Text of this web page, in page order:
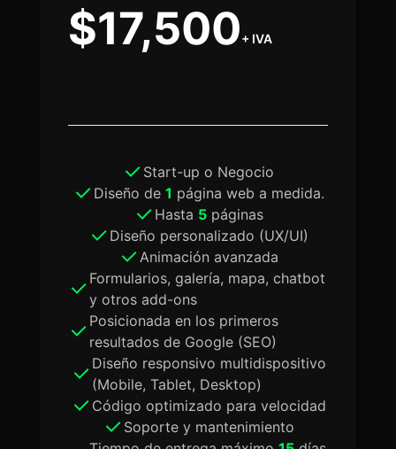
$17,500+ IVA
Start-up o Negocio
Diseño de 1 página web a medida.
Hasta 5páginas
Diseño personalizado (UX/UI)
Animación avanzada
Formularios, galería, mapa, chatbot
y otros add-ons
Posicionada en los primeros
resultados de Google (SEO)
Diseño responsivo multidispositivo
(Mobile, Tablet, Desktop)
Código optimizado para velocidad
Soporte y mantenimiento